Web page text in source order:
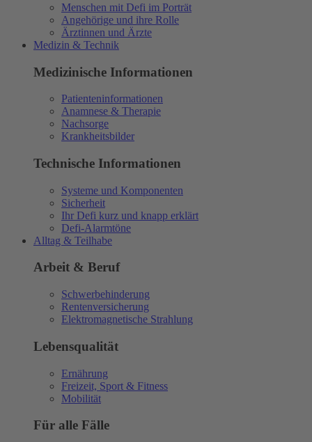
Menschen mit Defi im Porträt
Angehörige und ihre Rolle
Ärztinnen und Ärzte
Medizin & Technik
Medizinische Informationen
Patienteninformationen
Anamnese & Therapie
Nachsorge
Krankheitsbilder
Technische Informationen
Systeme und Komponenten
Sicherheit
Ihr Defi kurz und knapp erklärt
Defi-Alarmtöne
Alltag & Teilhabe
Arbeit & Beruf
Schwerbehinderung
Rentenversicherung
Elektromagnetische Strahlung
Lebensqualität
Ernährung
Freizeit, Sport & Fitness
Mobilität
Für alle Fälle